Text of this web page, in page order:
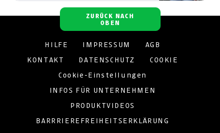
ZURÜCK NACH
OBEN
HILFE IMPRESSUM AGB
KONTAKT DATENSCHUTZ COOKIE
Cookie-Einstellungen
INFOS FÜR UNTERNEHMEN
PRODUKTVIDEOS
BARRRIEREFREIHEITSERKLÄRUNG